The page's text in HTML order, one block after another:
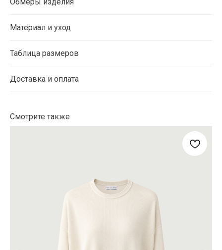
Материал и уход
Таблица размеров
Доставка и оплата
Смотрите также